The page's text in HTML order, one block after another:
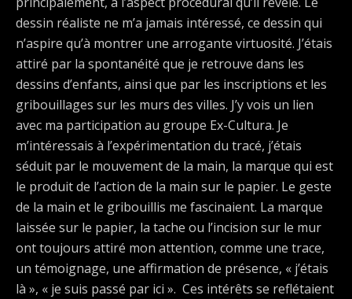
dessin réaliste ne m’a jamais intéressé, ce dessin qui
n’aspire qu’à montrer une arrogante virtuosité. J’étais
attiré par la spontanéité que je retrouve dans les
dessins d’enfants, ainsi que par les inscriptions et les
gribouillages sur les murs des villes. J’y vois un lien
avec ma participation au groupe Ex-Cultura. Je
m’intéressais à l’expérimentation du tracé, j’étais
séduit par le mouvement de la main, la marque qui est
le produit de l’action de la main sur le papier. Le geste
de la main et le gribouillis me fascinaient. La marque
laissée sur le papier, la tache ou l’incision sur le mur
ont toujours attiré mon attention, comme une trace,
un témoignage, une affirmation de présence, « j’étais
là », « je suis passé par ici ». Ces intérêts se reflétaient